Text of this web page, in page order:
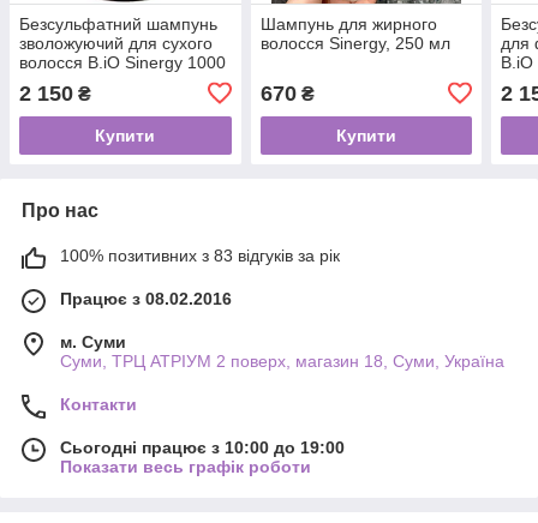
Безсульфатний шампунь
зволожуючий для сухого
волосся B.iO Sinergy 1000
2 150 ₴
Купити
Шампунь для жирного
волосся Sinergy, 250 мл
670₴
Купити
для
2
Про нас
100% позитивних з 83 відгуків за рік
Працює з 08.02.2016
м. Суми
Суми, ТРЦ АТРІУМ 2 поверх, магазин 18, Суми, Україна
Контакти
Сьогодні працює з 10:00 до 19:00
Показати весь графік роботи